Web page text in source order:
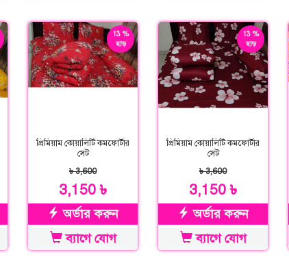
13 %
ছাড়
প্রিমিয়াম কোয়ালিটি কমফোর্টার
সেট
৳ 3,600
3,150 ৳
অর্ডার করুন
ব্যাগে যোগ
13 %
ছাড়
প্রিমিয়াম কোয়ালিটি কমফোর্টার
সেট
৳ 3,600
3,150 ৳
অর্ডার করুন
ব্যাগে যোগ